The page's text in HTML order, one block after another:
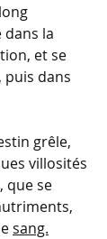
la
et se
puis dans
grêle,
villosités
que se
sang.